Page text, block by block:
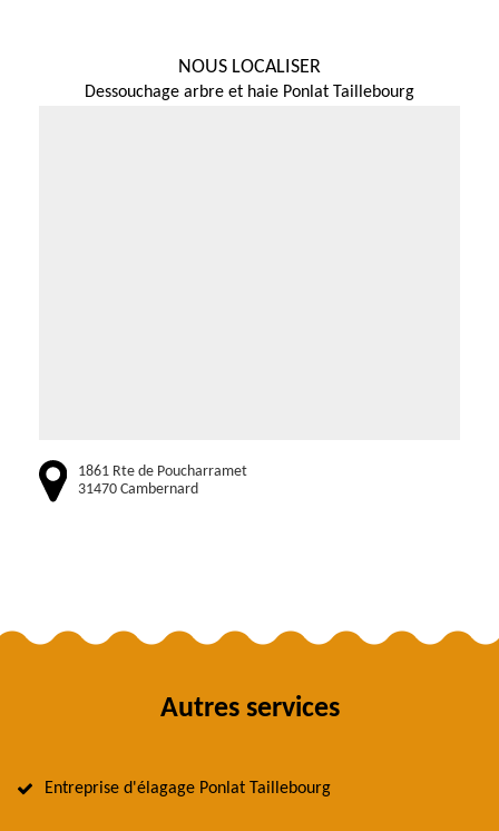
NOUS LOCALISER
Dessouchage arbre et haie Ponlat Taillebourg
1861 Rte de Poucharramet
31470 Cambernard
Autres services
Entreprise d'élagage Ponlat Taillebourg